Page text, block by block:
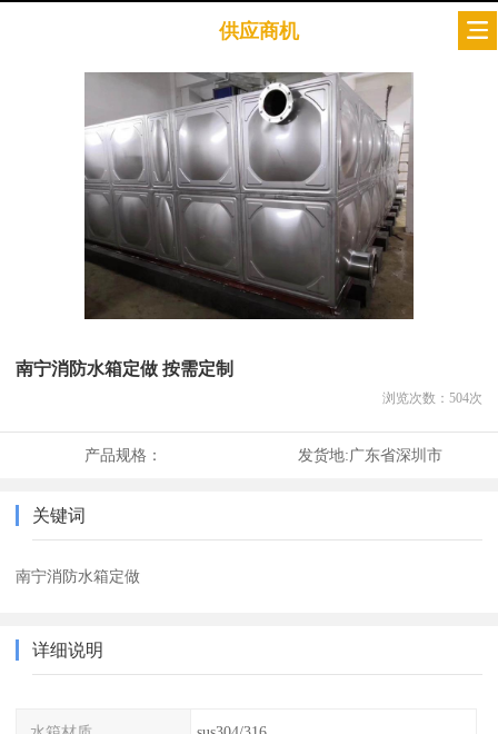
供应商机
南宁消防水箱定做 按需定制
浏览次数： 504次
产品规格： 发货地:广东省深圳市
关键词
南宁消防水箱定做
详细说明